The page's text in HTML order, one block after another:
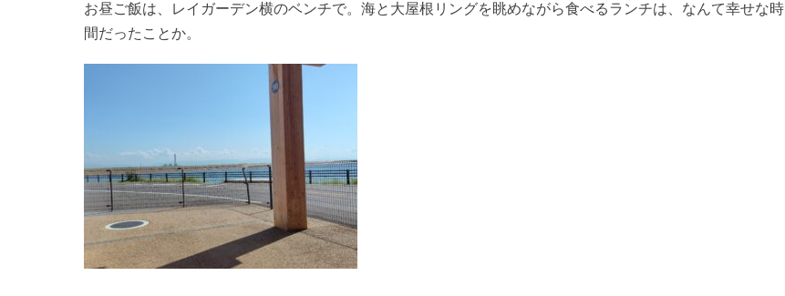
お昼ご飯は、レイガーデン横のベンチで。海と大屋根リングを眺めながら食べるランチは、なんて幸せな時
間だったことか。